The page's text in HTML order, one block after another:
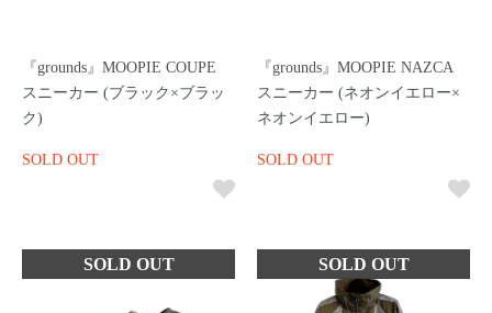
『grounds』MOOPIE COUPE
スニーカー (ブラック×ブラッ
ク)
SOLD OUT
『grounds』MOOPIE NAZCA
スニーカー (ネオンイエロー×
ネオンイエロー)
SOLD OUT